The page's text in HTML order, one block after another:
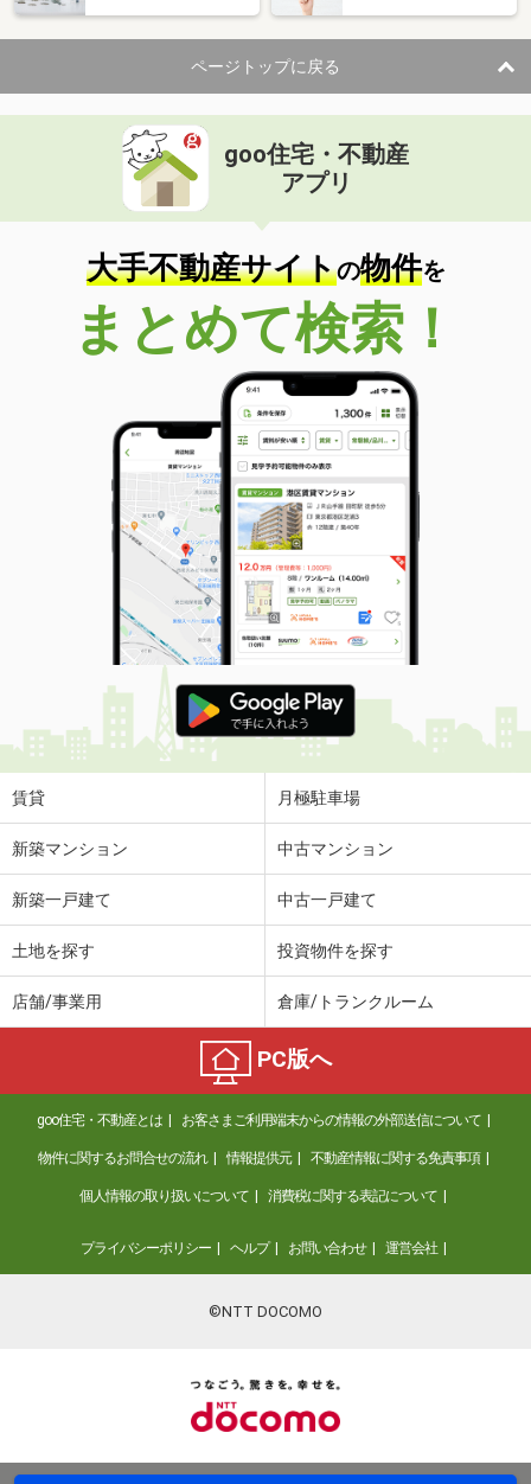
ページトップに戻る
goo住宅・不動産
アプリ
大手不動産サイトの物件を
まとめて検索！
賃貸 月極駐車場
新築マンション 中古マンション
新築一戸建て 中古一戸建て
土地を探す 投資物件を探す
店舗/事業用 倉庫/トランクルーム
PC版へ
goo住宅・不動産とは お客さまご利用端末からの情報の外部送信について
物件に関するお問合せの流れ 情報提供元 不動産情報に関する免責事項
個人情報の取り扱いについて 消費税に関する表記について
プライバシーポリシー ヘルプ お問い合わせ 運営会社
©NTT DOCOMO